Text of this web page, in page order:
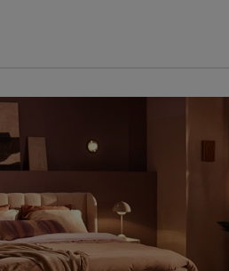
Wing
3 jaar garantie
voorwaarden